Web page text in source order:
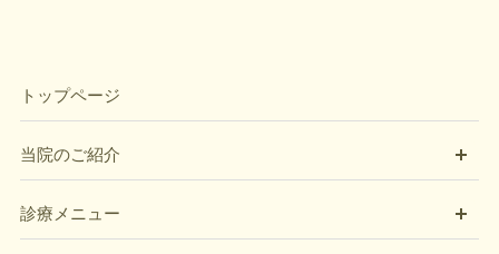
トップページ
当院のご紹介
診療メニュー